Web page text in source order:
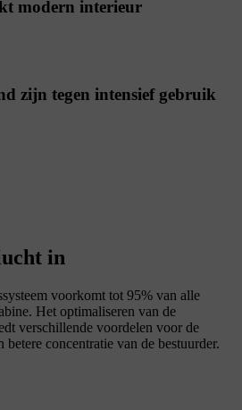
modern interieur
zijn tegen intensief gebruik
in
voorkomt tot 95% van alle
Het optimaliseren van de
verschillende voordelen voor de
betere concentratie van de bestuurder.